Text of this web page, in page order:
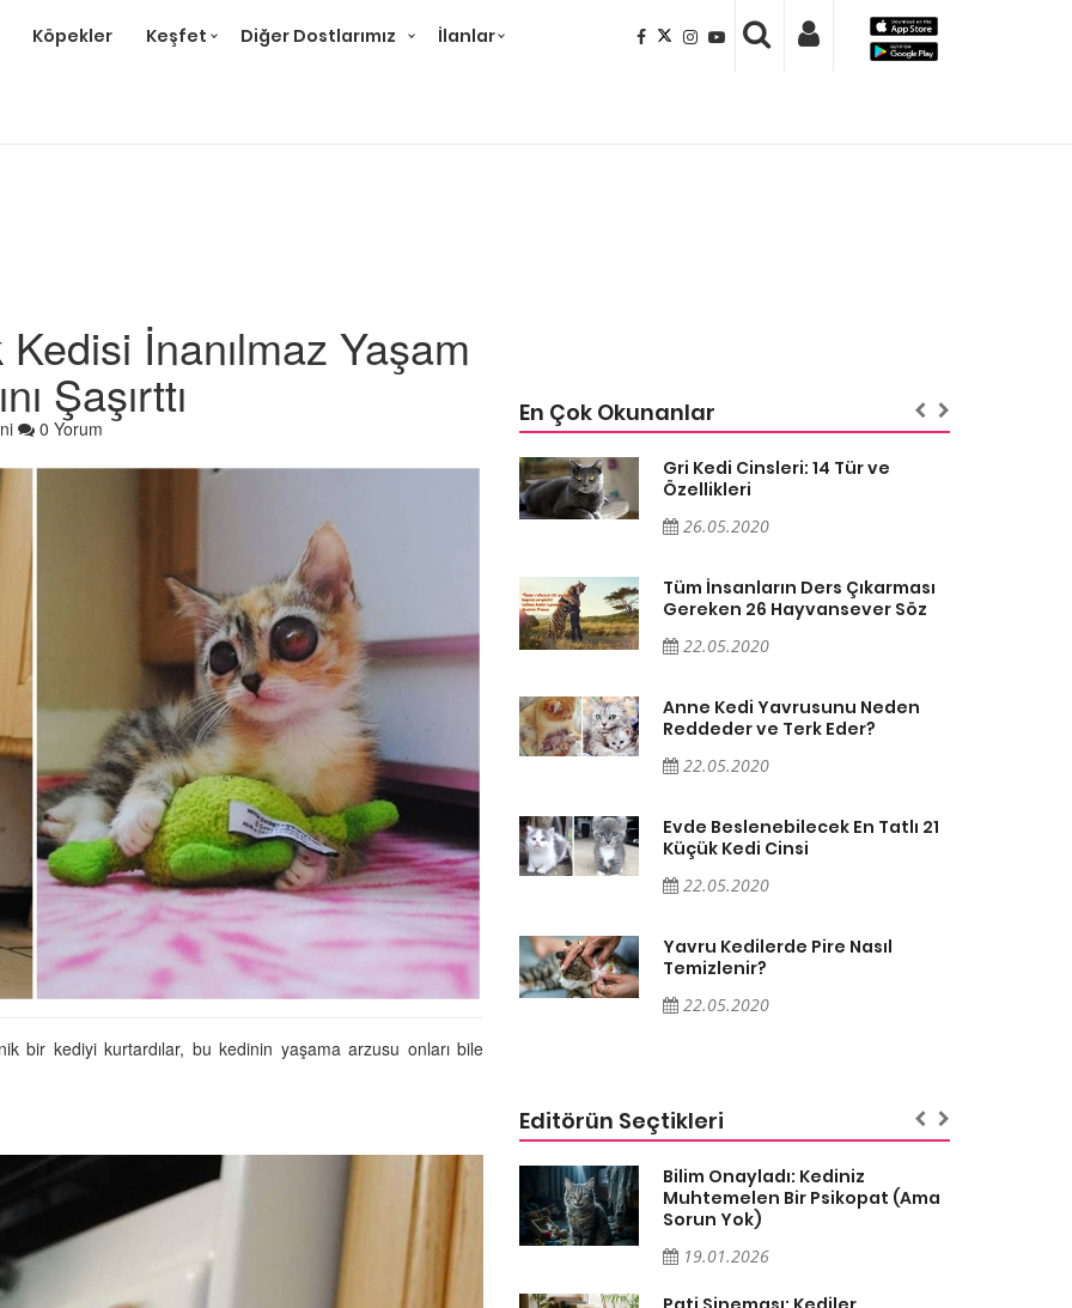
Köpekler Keşfet Diğer Dostlarımız İlanlar
İnanılmaz Yaşam
Şaşırttı
0 Yorum
bir kediyi kurtardılar, bu kedinin yaşama arzusu onları bile
En Çok Okunanlar
ve
Söz
Tatlı 21
Gri Kedi Cinsleri: 14 Tür ve
26.05.2020
Tüm İnsanların Ders Çıkarması
Gereken 26 Hayvansever Söz
22.05.2020
Anne Kedi Yavrusunu Neden
Reddeder ve Terk Eder?
22.05.2020
Evde Beslenebilecek En Tatlı 21
Küçük Kedi Cinsi
22.05.2020
Yavru Kedilerde Pire Nasıl
Temizlenir?
22.05.2020
Gri Kedi Cinsleri: 14 Tür ve
Özellikleri
26.05.2020
Tüm İnsanların Ders Çıkarması
Gereken 26 Hayvansever Söz
22.05.2020
Anne Kedi Yavrusunu Neden
Reddeder ve Terk Eder?
22.05.2020
Evde Beslenebilecek En Tatlı 21
Küçük Kedi Cinsi
22.05.2020
Yavru Kedilerde Pire Nasıl
Temizlenir?
22.05.2020
Editörün Seçtikleri
Sarman Kediler Neden
“Yaramaz”? Kısa Bir Blog
Kediler Neden Dört Ayak
Bilim Onayladı: Kediniz
Muhtemelen Bir Psikopat (Ama
Sorun Yok)
19.01.2026